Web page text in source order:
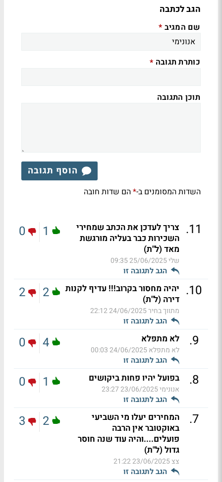
הגב לכתבה
שם המגיב *
כותרת תגובה *
תוכן התגובה
הוסף תגובה
השדות המסומנים ב-*הם שדות חובה
11
. צריך לעדכן את הכתב שמחירי
השכירות כבר בעליה מורגשת
מאד (ל"ת)
שלי25/06/2025 09:35
הגב לתגובה זו
1
0
10
. יהיה מחסור בקרוב!!! עדיף לקנות
דירה (ל"ת)
מתווך בחיר24/06/2025 22:12
הגב לתגובה זו
2
2
9
. לא מתפלא
לא מתפלא24/06/2025 00:03
הגב לתגובה זו
4
0
8
. בפועל יהיו פחות ביקושים
אנונימי23/06/2025 23:27
הגב לתגובה זו
1
0
7
.
המחירים יעלו מי השביעי
באוקטובר אין הרבה
פועלים....והיה עוד שנה חוסר
גדול (ל"ת)
צצ23/06/2025 21:22
הגב לתגובה זו
2
3